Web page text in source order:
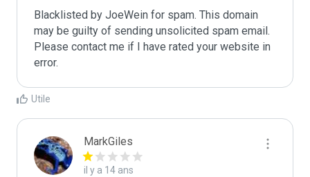
Blacklisted by JoeWein for spam. This domain
may be guilty of sending unsolicited spam email.
Please contact me if I have rated your website in
error.
Utile
MarkGiles
il y a 14 ans